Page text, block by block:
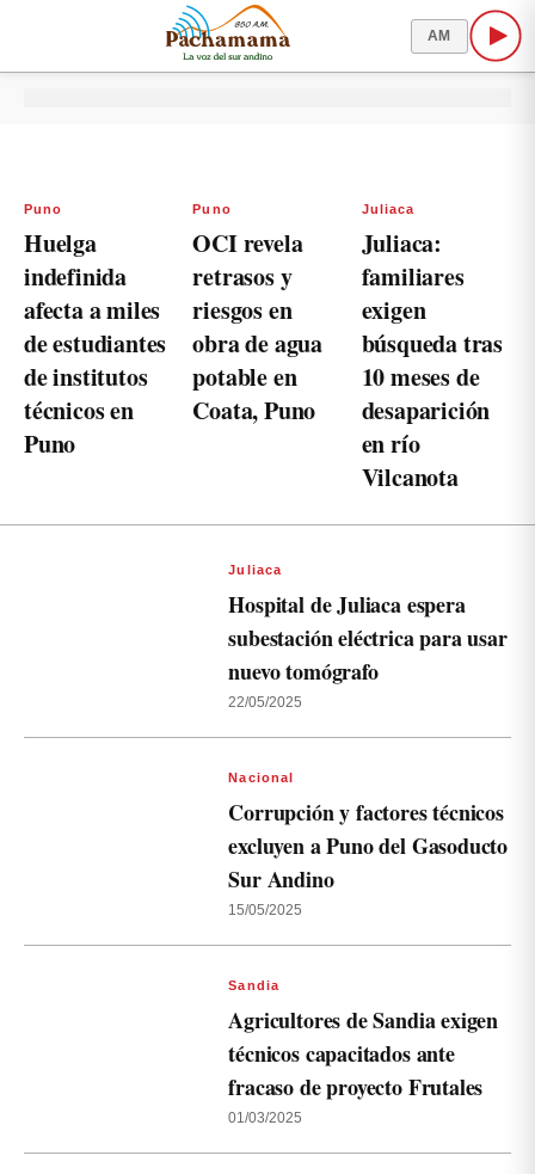
AM
Puno
Huelga
indefinida
afecta a miles
de estudiantes
de institutos
técnicos en
Puno
Puno
OCI revela
retrasos y
riesgos en
obra de agua
potable en
Coata, Puno
Juliaca
Juliaca:
familiares
exigen
búsqueda tras
10 meses de
desaparición
en río
Vilcanota
Juliaca
Hospital de Juliaca espera
subestación eléctrica para usar
nuevo tomógrafo
22/05/2025
Nacional
Corrupción y factores técnicos
excluyen a Puno del Gasoducto
Sur Andino
15/05/2025
Sandia
Agricultores de Sandia exigen
técnicos capacitados ante
fracaso de proyecto Frutales
01/03/2025